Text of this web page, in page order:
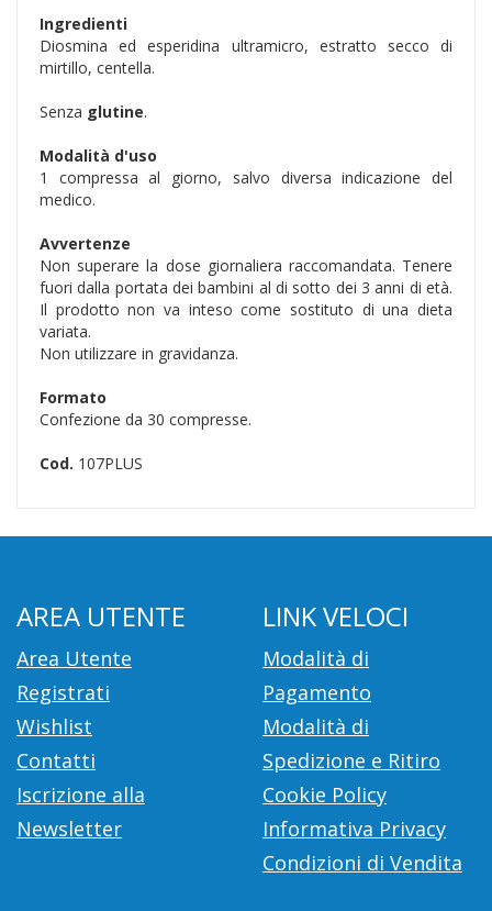
Ingredienti
Diosmina ed esperidina ultramicro, estratto secco di
mirtillo, centella.
Senza glutine.
Modalità d'uso
1 compressa al giorno, salvo diversa indicazione del
medico.
Avvertenze
Non superare la dose giornaliera raccomandata. Tenere
fuori dalla portata dei bambini al di sotto dei 3 anni di età.
Il prodotto non va inteso come sostituto di una dieta
variata.
Non utilizzare in gravidanza.
Formato
Confezione da 30 compresse.
Cod. 107PLUS
AREA UTENTE
Area Utente
Registrati
Wishlist
Contatti
Iscrizione alla
Newsletter
LINK VELOCI
Modalità di
Pagamento
Modalità di
Spedizione e Ritiro
Cookie Policy
Informativa Privacy
Condizioni di Vendita